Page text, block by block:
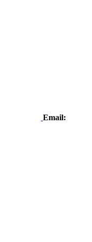
Email: